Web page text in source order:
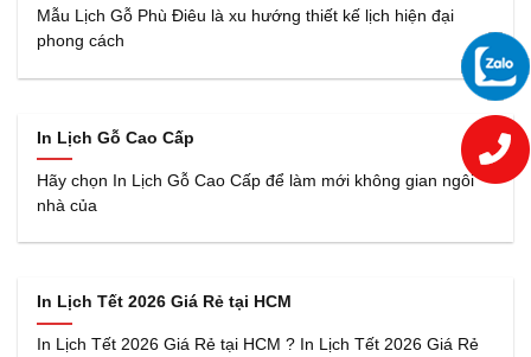
Mẫu Lịch Gỗ Phù Điêu là xu hướng thiết kế lịch hiện đại
phong cách
In Lịch Gỗ Cao Cấp
Hãy chọn In Lịch Gỗ Cao Cấp để làm mới không gian ngôi
nhà của
In Lịch Tết 2026 Giá Rẻ tại HCM
In Lịch Tết 2026 Giá Rẻ tại HCM ? In Lịch Tết 2026 Giá Rẻ